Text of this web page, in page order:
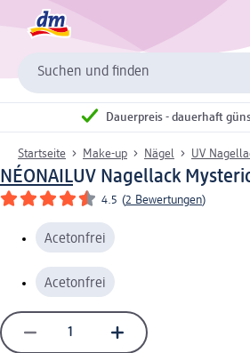
Suchen und finden
Dauerpreis - dauerhaft
Startseite Make-up Nägel UV
NÉONAILUV Nagellack
4.5 (2 Bewertungen)
Acetonfrei
Acetonfrei